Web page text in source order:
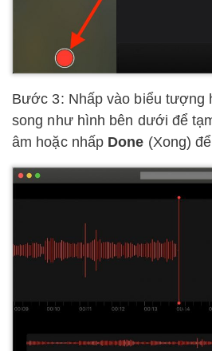
Bước 3: Nhấp vào biểu tượng
song như hình bên dưới để
âm hoặc nhấp Done (Xong)